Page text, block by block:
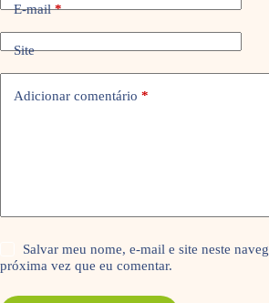
E-mail*
Site
Adicionar comentário *
Salvar meu nome, e-mail e site neste
próxima vez que eu comentar.